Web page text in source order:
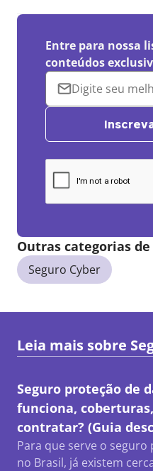
Entre para nossa
conteúdos
Outras categorias
Seguro Cyber
Leia mais sobre
Seguro proteção de
funciona,
contratar? (Guia
Para que serve o seguro
no Brasil, já existem